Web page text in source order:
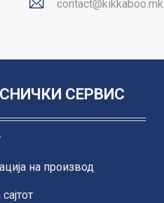
contact@kikkaboo.mk
СЕРВИС
на производ